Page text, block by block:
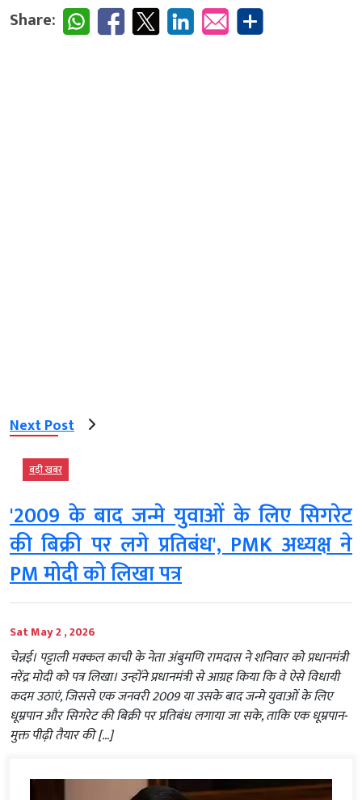
Share:
Next Post
बड़ी खबर
'2009 के बाद जन्मे युवाओं के लिए सिगरेट
की बिक्री पर लगे प्रतिबंध', PMK अध्यक्ष ने
PM मोदी को लिखा पत्र
Sat May 2 , 2026
चेन्नई। पट्टाली मक्कल काची के नेता अंबुमणि रामदास ने शनिवार को प्रधानमंत्री
नरेंद्र मोदी को पत्र लिखा। उन्होंने प्रधानमंत्री से आग्रह किया कि वे ऐसे विधायी
कदम उठाएं, जिससे एक जनवरी 2009 या उसके बाद जन्मे युवाओं के लिए
धूम्रपान और सिगरेट की बिक्री पर प्रतिबंध लगाया जा सके, ताकि एक धूम्रपान-
मुक्त पीढ़ी तैयार की […]